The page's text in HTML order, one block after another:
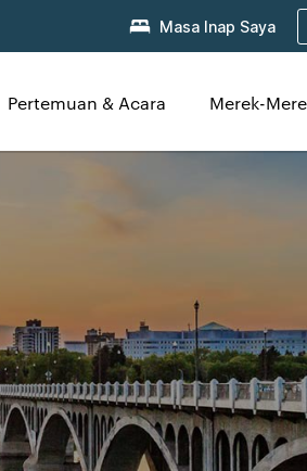
Masa Inap Saya
Pertemuan & Acara Merek-